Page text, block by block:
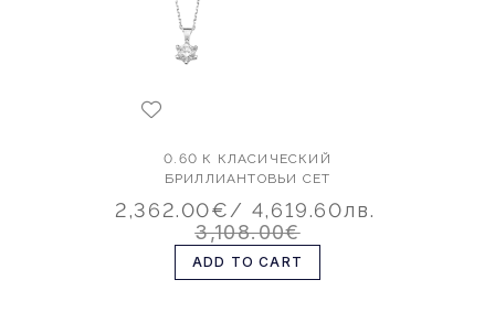
0.60 К КЛАСИЧЕСКИЙ
БРИЛЛИАНТОВЬИ СЕТ
2,362.00€/ 4,619.60лв.
3,108.00€
ADD TO CART